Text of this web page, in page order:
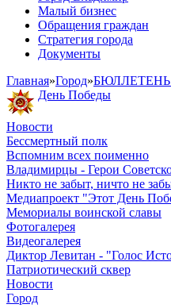
Малый бизнес
Обращения граждан
Стратегия города
Документы
Главная»Город»
День Победы
Новости
Бессмертный полк
Вспомним всех поименно
Владимирцы - Герои
Никто не забыт, ничто не
Медиапроект "Этот День
Мемориалы воинской славы
Фотогалерея
Видеогалерея
Диктор Левитан - "Голос
Патриотический сквер
Новости
Город